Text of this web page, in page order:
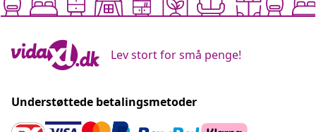
Lev stort for små penge!
Understøttede betalingsmetoder